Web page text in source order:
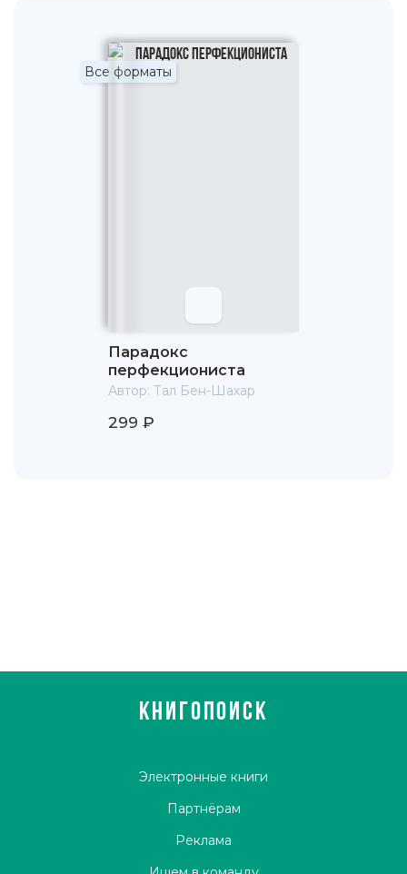
Все форматы
Парадокс
перфекциониста
Автор: Тал Бен-Шахар
299 ₽
КНИГОПОИСК
Электронные книги
Партнёрам
Реклама